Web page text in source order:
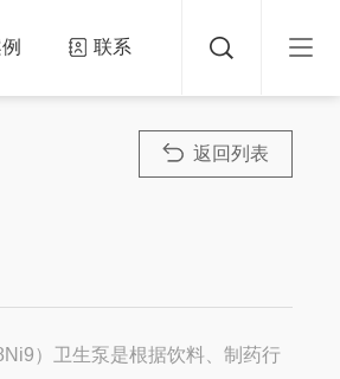
联系
返回列表
）卫生泵是根据饮料、制药行